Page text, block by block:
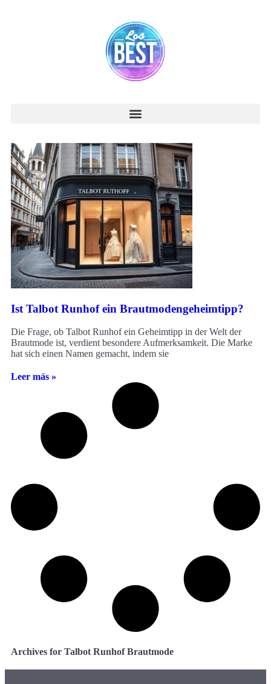
Ist Talbot Runhof ein Brautmodengeheimtipp?
Die Frage, ob Talbot Runhof ein Geheimtipp in der Welt der
Brautmode ist, verdient besondere Aufmerksamkeit. Die Marke
hat sich einen Namen gemacht, indem sie
Leer más »
Archives for Talbot Runhof Brautmode